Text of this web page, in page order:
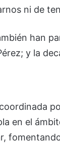
ni de
han
y la
en el